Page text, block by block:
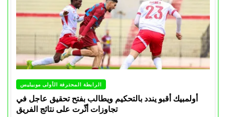
الرابطة المحترفة الأولى موبيليس
أولمبيك أقبو يندد بالتحكيم ويطالب بفتح تحقيق عاجل في
تجاوزات أثّرت على نتائج الفريق